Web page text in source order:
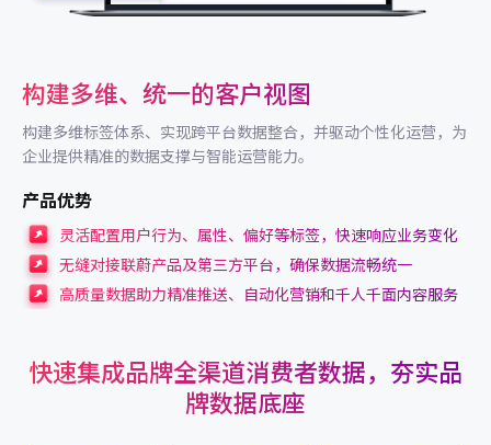
构建多维、统一的客户视图
构建多维标签体系、实现跨平台数据整合，并驱动个性化运营，为
企业提供精准的数据支撑与智能运营能力。
产品优势
灵活配置用户行为、属性、偏好等标签，快速响应业务变化
无缝对接联蔚产品及第三方平台，确保数据流畅统一
高质量数据助力精准推送、自动化营销和千人千面内容服务
快速集成品牌全渠道消费者数据，夯实品
牌数据底座